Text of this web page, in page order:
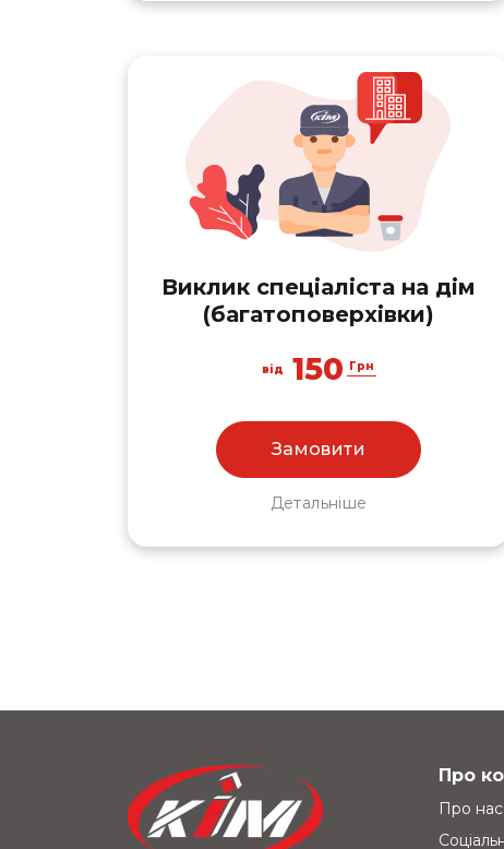
Виклик спеціаліста на дім
(багатоповерхівки)
від 150 Грн
Замовити
Детальніше
Про
Про нас